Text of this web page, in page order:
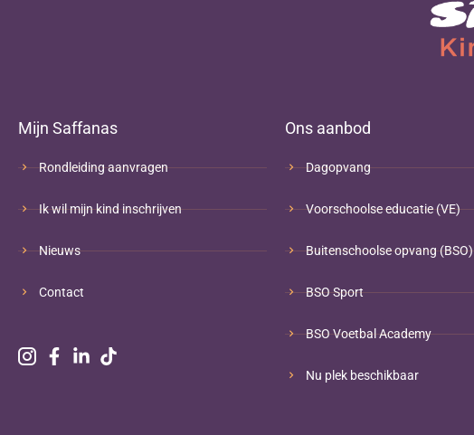
Mijn Saffanas
Rondleiding aanvragen
Ik wil mijn kind inschrijven
Nieuws
Contact
Ons aanbod
Dagopvang
Voorschoolse educatie (VE)
Buitenschoolse opvang (BSO)
BSO Sport
BSO Voetbal Academy
Nu plek beschikbaar